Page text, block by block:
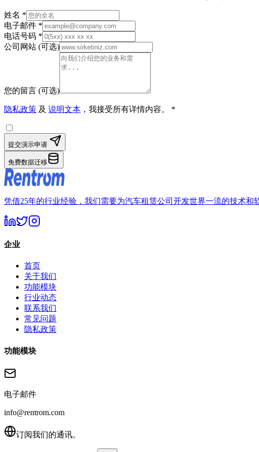
姓名 *
电子邮件 *
电话号码 *
公司网站 (可选)
您的留言 (可选)
隐私政策 及 说明文本 ，我接受所有详情内容。 *
提交演示申请
免费数据迁移
凭借25年的行业经验，我们需要为汽车租赁公司开发世界一流的技术和
企业
首页
关于我们
功能模块
行业动态
联系我们
常见问题
隐私政策
功能模块
电子邮件
info@rentrom.com
订阅我们的通讯。